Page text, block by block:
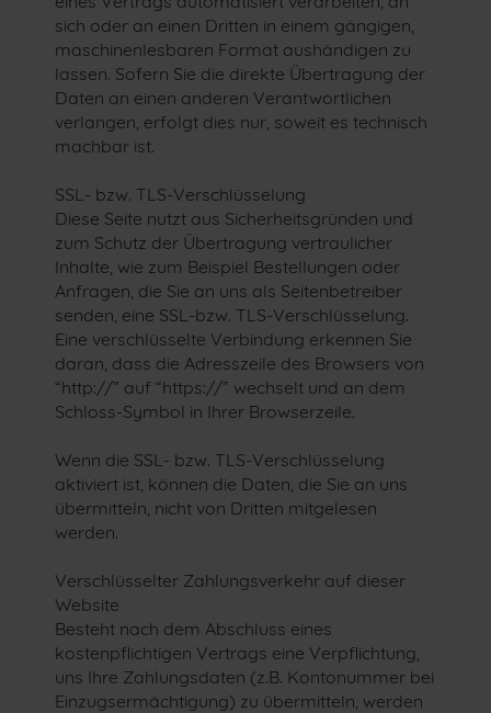
sich oder an einen Dritten in einem gängigen,
maschinenlesbaren Format aushändigen zu
lassen. Sofern Sie die direkte Übertragung der
Daten an einen anderen Verantwortlichen
verlangen, erfolgt dies nur, soweit es technisch
machbar ist.
SSL- bzw. TLS-Verschlüsselung
Diese Seite nutzt aus Sicherheitsgründen und
zum Schutz der Übertragung vertraulicher
Inhalte, wie zum Beispiel Bestellungen oder
Anfragen, die Sie an uns als Seitenbetreiber
senden, eine SSL-bzw. TLS-Verschlüsselung.
Eine verschlüsselte Verbindung erkennen Sie
daran, dass die Adresszeile des Browsers von
“http://” auf “https://” wechselt und an dem
Schloss-Symbol in Ihrer Browserzeile.
Wenn die SSL- bzw. TLS-Verschlüsselung
aktiviert ist, können die Daten, die Sie an uns
übermitteln, nicht von Dritten mitgelesen
werden.
Verschlüsselter Zahlungsverkehr auf dieser
Website
Besteht nach dem Abschluss eines
kostenpflichtigen Vertrags eine Verpflichtung,
uns Ihre Zahlungsdaten (z.B. Kontonummer bei
Einzugsermächtigung) zu übermitteln, werden